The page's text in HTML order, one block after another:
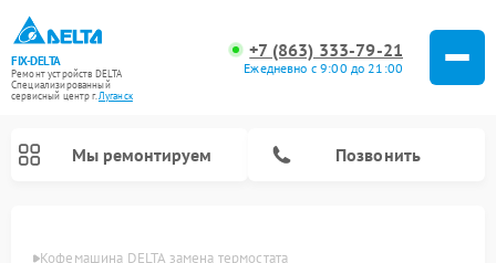
FIX-DELTA
Ремонт устройств DELTA
Специализированный
cервисный центр г.Луганск
+7 (863) 333-79-21
Ежедневно с 9:00 до 21:00
Мы ремонтируем Позвонить
Кофемашина DELTA замена термостата